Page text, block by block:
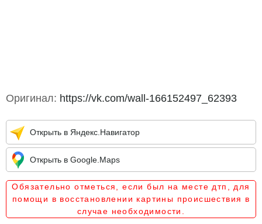
Оригинал: https://vk.com/wall-166152497_62393
Открыть в Яндекс.Навигатор
Открыть в Google.Maps
Обязательно отметься, если был на месте дтп, для
помощи в восстановлении картины происшествия в
случае необходимости.